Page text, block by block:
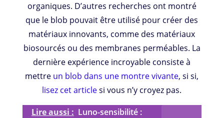
organiques. D’autres recherches ont montré
que le blob pouvait être utilisé pour créer des
matériaux innovants, comme des matériaux
biosourcés ou des membranes perméables. La
dernière expérience incroyable consiste à
mettre un blob dans une montre vivante, si si,
lisez cet articlesi vous n’y croyez pas.
Lire aussi : Luno-sensibilité :